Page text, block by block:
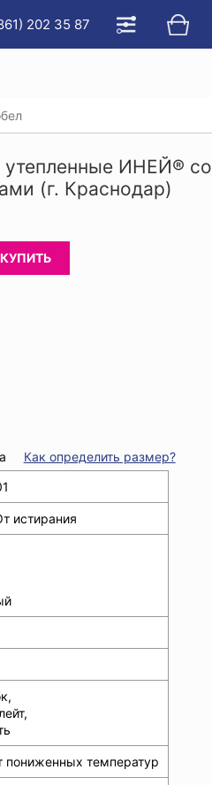
202 35 87
ИНЕЙ® со
(г. Краснодар)
КУПИТЬ
Как определить размер?
истирания
пониженных температур